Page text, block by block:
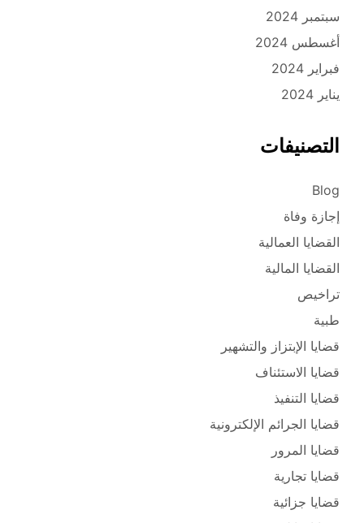
سبتمبر 2024
أغسطس 2024
فبراير 2024
يناير 2024
التصنيفات
Blog
إجازة وفاة
القضايا العمالية
القضايا المالية
تراخيص
طبية
قضايا الإبتزاز والتشهير
قضايا الاستئناف
قضايا التنفيذ
قضايا الجرائم الإلكترونية
قضايا المرور
قضايا تجارية
قضايا جزائية